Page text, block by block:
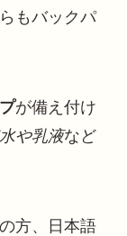
もバックパ
が備え付け
や乳液など
方、日本語